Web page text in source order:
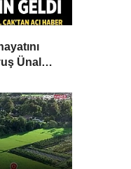
Ünal